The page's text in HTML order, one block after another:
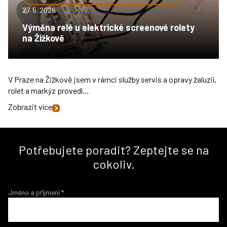
27. 5. 2026
Výměna relé u elektrické screenové rolety
na Žižkově
V Praze na Žižkově jsem v rámci služby servis a opravy žaluzií,
rolet a markýz provedl…
Zobrazit více
Potřebujete poradit? Zeptejte se na
cokoliv.
Jméno a příjmení*